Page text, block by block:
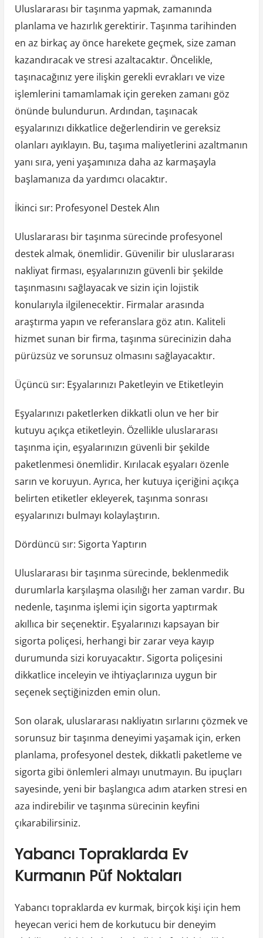
Uluslararası bir taşınma yapmak, zamanında
planlama ve hazırlık gerektirir. Taşınma tarihinden
en az birkaç ay önce harekete geçmek, size zaman
kazandıracak ve stresi azaltacaktır. Öncelikle,
taşınacağınız yere ilişkin gerekli evrakları ve vize
işlemlerini tamamlamak için gereken zamanı göz
önünde bulundurun. Ardından, taşınacak
eşyalarınızı dikkatlice değerlendirin ve gereksiz
olanları ayıklayın. Bu, taşıma maliyetlerini azaltmanın
yanı sıra, yeni yaşamınıza daha az karmaşayla
başlamanıza da yardımcı olacaktır.
İkinci sır: Profesyonel Destek Alın
Uluslararası bir taşınma sürecinde profesyonel
destek almak, önemlidir. Güvenilir bir uluslararası
nakliyat firması, eşyalarınızın güvenli bir şekilde
taşınmasını sağlayacak ve sizin için lojistik
konularıyla ilgilenecektir. Firmalar arasında
araştırma yapın ve referanslara göz atın. Kaliteli
hizmet sunan bir firma, taşınma sürecinizin daha
pürüzsüz ve sorunsuz olmasını sağlayacaktır.
Üçüncü sır: Eşyalarınızı Paketleyin ve Etiketleyin
Eşyalarınızı paketlerken dikkatli olun ve her bir
kutuyu açıkça etiketleyin. Özellikle uluslararası
taşınma için, eşyalarınızın güvenli bir şekilde
paketlenmesi önemlidir. Kırılacak eşyaları özenle
sarın ve koruyun. Ayrıca, her kutuya içeriğini açıkça
belirten etiketler ekleyerek, taşınma sonrası
eşyalarınızı bulmayı kolaylaştırın.
Dördüncü sır: Sigorta Yaptırın
Uluslararası bir taşınma sürecinde, beklenmedik
durumlarla karşılaşma olasılığı her zaman vardır. Bu
nedenle, taşınma işlemi için sigorta yaptırmak
akıllıca bir seçenektir. Eşyalarınızı kapsayan bir
sigorta poliçesi, herhangi bir zarar veya kayıp
durumunda sizi koruyacaktır. Sigorta poliçesini
dikkatlice inceleyin ve ihtiyaçlarınıza uygun bir
seçenek seçtiğinizden emin olun.
Son olarak, uluslararası nakliyatın sırlarını çözmek ve
sorunsuz bir taşınma deneyimi yaşamak için, erken
planlama, profesyonel destek, dikkatli paketleme ve
sigorta gibi önlemleri almayı unutmayın. Bu ipuçları
sayesinde, yeni bir başlangıca adım atarken stresi en
aza indirebilir ve taşınma sürecinin keyfini
çıkarabilirsiniz.
Yabancı Topraklarda Ev
Kurmanın Püf Noktaları
Yabancı topraklarda ev kurmak, birçok kişi için hem
heyecan verici hem de korkutucu bir deneyim